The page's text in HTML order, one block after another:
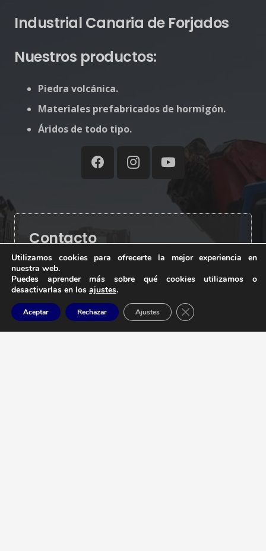
Industrial Canaria de Forjados
Nuestros productos:
Piedra volcánica.
Materiales prefabricados de hormigón.
Áridos de todo tipo.
Contacto
info@industrialcanaria.com
+34 928 83 39 70
Carretera Arrecife a Tias km 7,300 /
Utilizamos cookies para ofrecerte la mejor experiencia en
nuestra web.
Puedes aprender más sobre qué cookies utilizamos o
desactivarlas en los ajustes.
Aceptar Rechazar Ajustes Cerrar el banner de